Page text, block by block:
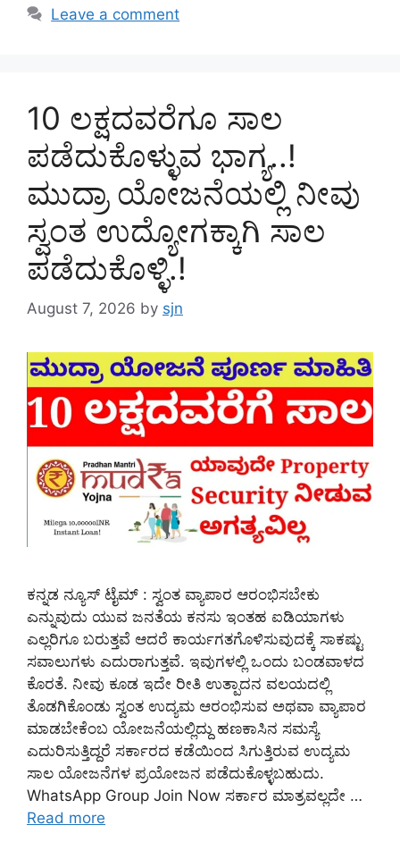
Leave a comment
10 ಲಕ್ಷದವರೆಗೂ ಸಾಲ
ಪಡೆದುಕೊಳ್ಳುವ ಭಾಗ್ಯ..!
ಮುದ್ರಾ ಯೋಜನೆಯಲ್ಲಿ ನೀವು
ಸ್ವಂತ ಉದ್ಯೋಗಕ್ಕಾಗಿ ಸಾಲ
ಪಡೆದುಕೊಳ್ಳಿ.!
August 7, 2026 by sjn
ಕನ್ನಡ ನ್ಯೂಸ್ ಟೈಮ್ : ಸ್ವಂತ ವ್ಯಾಪಾರ ಆರಂಭಿಸಬೇಕು
ಎನ್ನುವುದು ಯುವ ಜನತೆಯ ಕನಸು ಇಂತಹ ಐಡಿಯಾಗಳು
ಎಲ್ಲರಿಗೂ ಬರುತ್ತವೆ ಆದರೆ ಕಾರ್ಯಗತಗೊಳಿಸುವುದಕ್ಕೆ ಸಾಕಷ್ಟು
ಸವಾಲುಗಳು ಎದುರಾಗುತ್ತವೆ. ಇವುಗಳಲ್ಲಿ ಒಂದು ಬಂಡವಾಳದ
ಕೊರತೆ. ನೀವು ಕೂಡ ಇದೇ ರೀತಿ ಉತ್ಪಾದನ ವಲಯದಲ್ಲಿ
ತೊಡಗಿಕೊಂಡು ಸ್ವಂತ ಉದ್ಯಮ ಆರಂಭಿಸುವ ಅಥವಾ ವ್ಯಾಪಾರ
ಮಾಡಬೇಕೆಂಬ ಯೋಜನೆಯಲ್ಲಿದ್ದು ಹಣಕಾಸಿನ ಸಮಸ್ಯೆ
ಎದುರಿಸುತ್ತಿದ್ದರೆ ಸರ್ಕಾರದ ಕಡೆಯಿಂದ ಸಿಗುತ್ತಿರುವ ಉದ್ಯಮ
ಸಾಲ ಯೋಜನೆಗಳ ಪ್ರಯೋಜನ ಪಡೆದುಕೊಳ್ಳಬಹುದು.
WhatsApp Group Join Now ಸರ್ಕಾರ ಮಾತ್ರವಲ್ಲದೇ …
Read more